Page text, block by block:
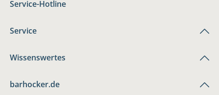
Service-Hotline
Service
Wissenswertes
barhocker.de